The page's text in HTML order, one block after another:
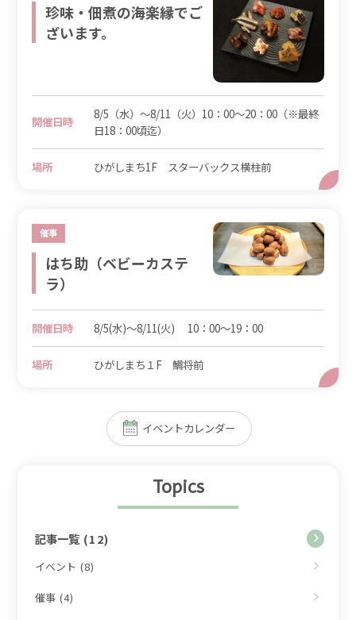
珍味・佃煮の海楽縁でご
ざいます。
開催日時
8/5（水）～8/11（火）10：00～20：00（※最終
日18：00頃迄）
場所 ひがしまち1F スターバックス横柱前
催事
はち助（ベビーカステ
ラ）
開催日時 8/5(水)～8/11(火) 10：00～19：00
場所 ひがしまち１F 鯛将前
イベントカレンダー
Topics
記事一覧(12)
イベント (8)
催事 (4)